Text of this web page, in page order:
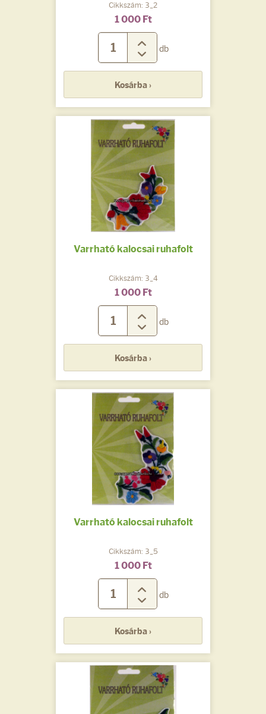
Cikkszám: 3_2
1 000 Ft
db
Kosárba ›
Varrható kalocsai ruhafolt
Cikkszám: 3_4
1 000 Ft
db
Kosárba ›
Varrható kalocsai ruhafolt
Cikkszám: 3_5
1 000 Ft
db
Kosárba ›